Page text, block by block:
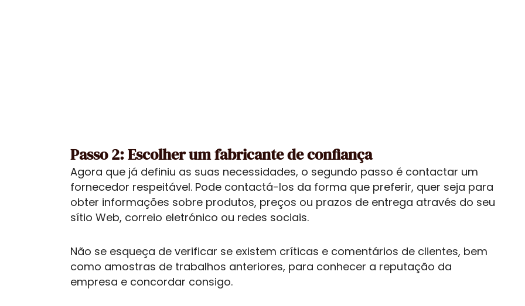
Passo 2: Escolher um fabricante de confiança
Agora que já definiu as suas necessidades, o segundo passo é contactar um
fornecedor respeitável. Pode contactá-los da forma que preferir, quer seja para
obter informações sobre produtos, preços ou prazos de entrega através do seu
sítio Web, correio eletrónico ou redes sociais.
Não se esqueça de verificar se existem críticas e comentários de clientes, bem
como amostras de trabalhos anteriores, para conhecer a reputação da
empresa e concordar consigo.